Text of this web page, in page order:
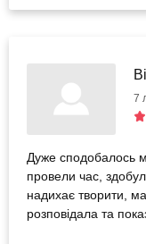
7
Дуже сподобалось
провели час,
надихає творити,